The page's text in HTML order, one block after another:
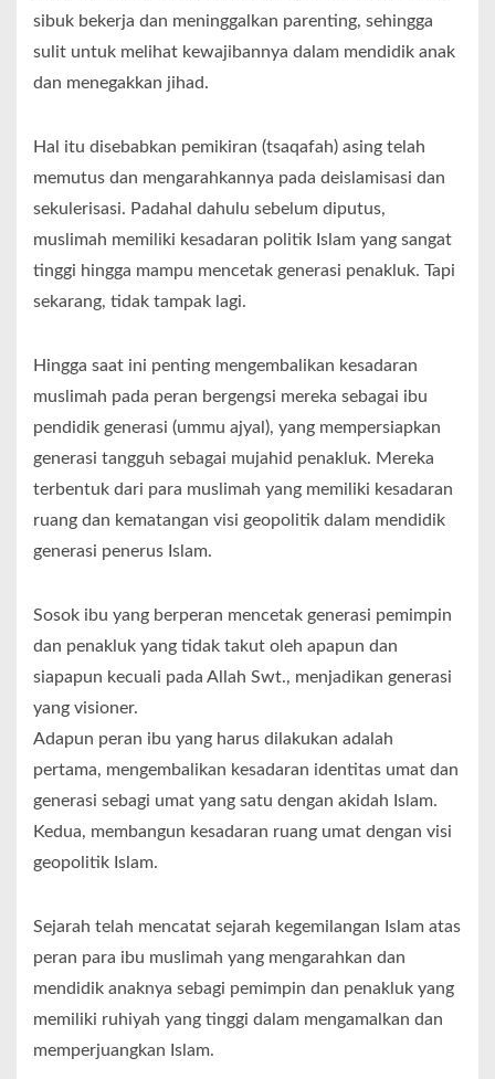
sibuk bekerja dan meninggalkan parenting, sehingga
sulit untuk melihat kewajibannya dalam mendidik anak
dan menegakkan jihad.
Hal itu disebabkan pemikiran (tsaqafah) asing telah
memutus dan mengarahkannya pada deislamisasi dan
sekulerisasi. Padahal dahulu sebelum diputus,
muslimah memiliki kesadaran politik Islam yang sangat
tinggi hingga mampu mencetak generasi penakluk. Tapi
sekarang, tidak tampak lagi.
Hingga saat ini penting mengembalikan kesadaran
muslimah pada peran bergengsi mereka sebagai ibu
pendidik generasi (ummu ajyal), yang mempersiapkan
generasi tangguh sebagai mujahid penakluk. Mereka
terbentuk dari para muslimah yang memiliki kesadaran
ruang dan kematangan visi geopolitik dalam mendidik
generasi penerus Islam.
Sosok ibu yang berperan mencetak generasi pemimpin
dan penakluk yang tidak takut oleh apapun dan
siapapun kecuali pada Allah Swt., menjadikan generasi
yang visioner.
Adapun peran ibu yang harus dilakukan adalah
pertama, mengembalikan kesadaran identitas umat dan
generasi sebagi umat yang satu dengan akidah Islam.
Kedua, membangun kesadaran ruang umat dengan visi
geopolitik Islam.
Sejarah telah mencatat sejarah kegemilangan Islam atas
peran para ibu muslimah yang mengarahkan dan
mendidik anaknya sebagi pemimpin dan penakluk yang
memiliki ruhiyah yang tinggi dalam mengamalkan dan
memperjuangkan Islam.